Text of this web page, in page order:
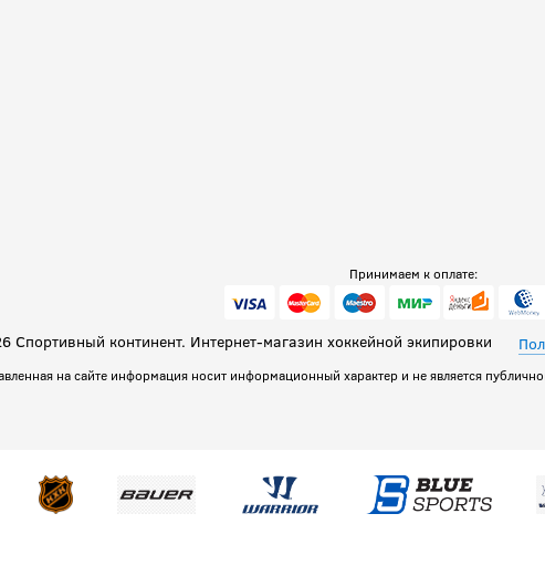
Принимаем к оплате:
Спортивный континент. Интернет-магазин хоккейной экипировки
на сайте информация носит информационный характер и не является